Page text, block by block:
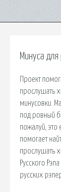
Минуса для
Проект
прослушать
минусовки.
под ровный
пожалуй, это
помогает
прослушать
Русского
русских